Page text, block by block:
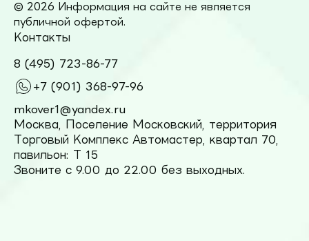
© 2026 Информация на сайте не является
публичной офертой.
Контакты
8 (495) 723-86-77
+7 (901) 368-97-96
mkover1@yandex.ru
Москва, Поселение Московский, территория
Торговый Комплекс Автомастер, квартал 70,
павильон: Т 15
Звоните с 9.00 до 22.00 без выходных.